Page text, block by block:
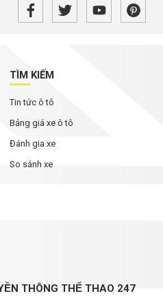
ưu đãi cao nhất
Mỹ
TÌM KIẾM
Tin tức ô tô
Bảng giá xe ô tô
Đánh gia xe
So sánh xe
THÔNG THỂ THAO 247